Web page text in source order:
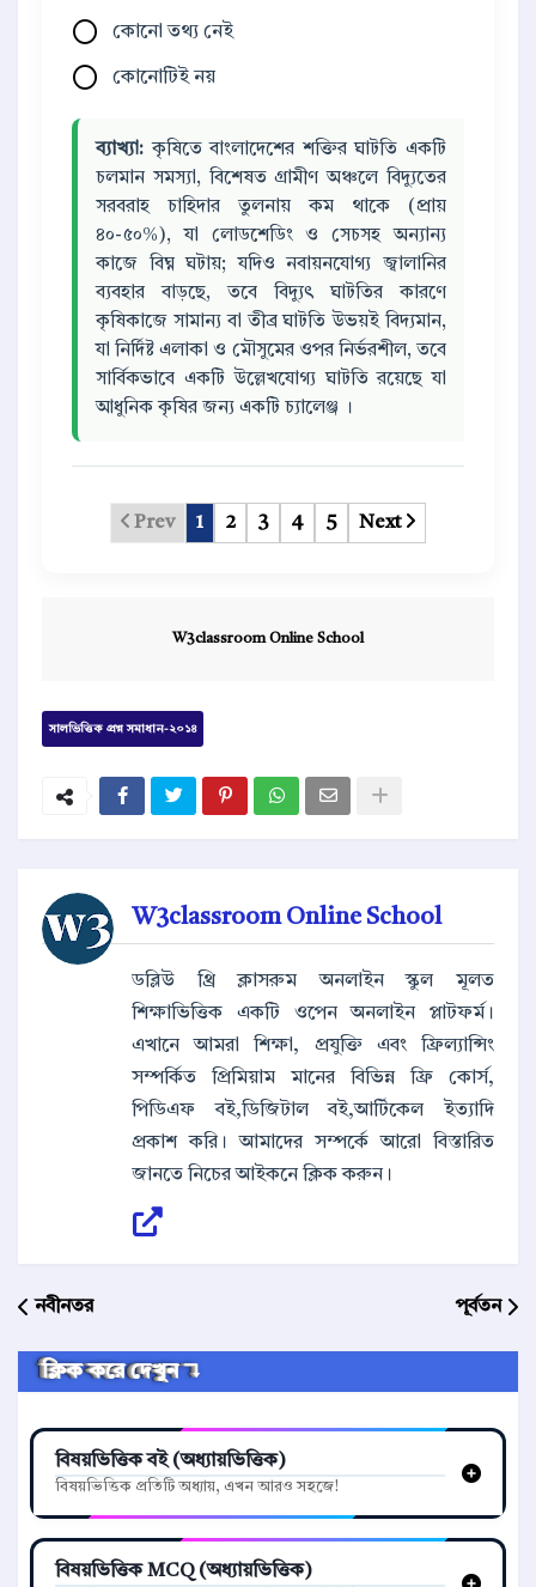
কোনো তথ্য নেই
কোনোটিই নয়
ব্যাখ্যা: কৃষিতে বাংলাদেশের শক্তির ঘাটতি একটি
চলমান সমস্যা, বিশেষত গ্রামীণ অঞ্চলে বিদ্যুতের
সরবরাহ চাহিদার তুলনায় কম থাকে (প্রায়
৪০-৫০%), যা লোডশেডিং ও সেচসহ অন্যান্য
কাজে বিঘ্ন ঘটায়; যদিও নবায়নযোগ্য জ্বালানির
ব্যবহার বাড়ছে, তবে বিদ্যুৎ ঘাটতির কারণে
কৃষিকাজে সামান্য বা তীব্র ঘাটতি উভয়ই বিদ্যমান,
যা নির্দিষ্ট এলাকা ও মৌসুমের ওপর নির্ভরশীল, তবে
সার্বিকভাবে একটি উল্লেখযোগ্য ঘাটতি রয়েছে যা
আধুনিক কৃষির জন্য একটি চ্যালেঞ্জ ।
Prev 1 2 3 4 5 Next
W3classroom Online School
সালভিত্তিক প্রশ্ন সমাধান-২০১৪
W3classroom Online School
ডব্লিউ থ্রি ক্লাসরুম অনলাইন স্কুল মূলত
শিক্ষাভিত্তিক একটি ওপেন অনলাইন প্লাটফর্ম।
এখানে আমরা শিক্ষা, প্রযুক্তি এবং ফ্রিল্যান্সিং
সম্পর্কিত প্রিমিয়াম মানের বিভিন্ন ফ্রি কোর্স,
পিডিএফ বই,ডিজিটাল বই,আর্টিকেল ইত্যাদি
প্রকাশ করি। আমাদের সম্পর্কে আরো বিস্তারিত
জানতে নিচের আইকনে ক্লিক করুন।
নবীনতর পূর্বতন
ক্লিক করে দেখুন ↴
বিষয়ভিত্তিক বই (অধ্যায়ভিত্তিক)
বিষয়ভিত্তিক প্রতিটি অধ্যায়, এখন আরও সহজে!
বিষয়ভিত্তিক MCQ (অধ্যায়ভিত্তিক)